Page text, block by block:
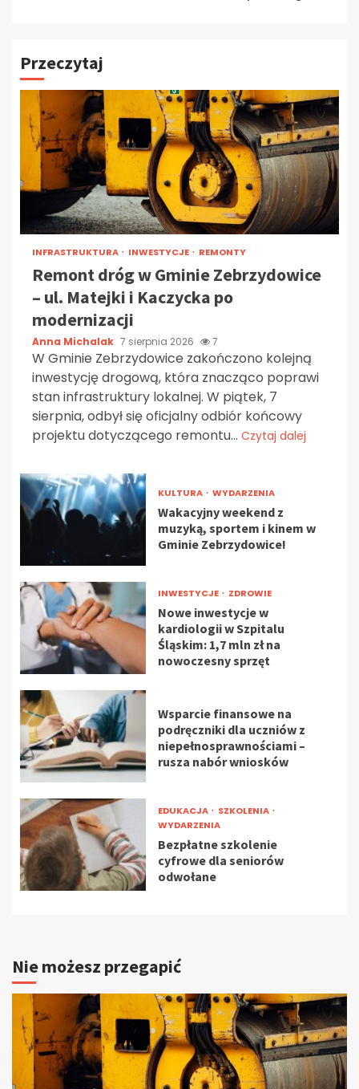
Przeczytaj
INFRASTRUKTURA INWESTYCJE REMONTY
Remont dróg w Gminie Zebrzydowice
– ul. Matejki i Kaczycka po
modernizacji
Anna Michalak 7 sierpnia 2026 7
W Gminie Zebrzydowice zakończono kolejną
inwestycję drogową, która znacząco poprawi
stan infrastruktury lokalnej. W piątek, 7
sierpnia, odbył się oficjalny odbiór końcowy
projektu dotyczącego remontu... Czytaj dalej
KULTURA WYDARZENIA
Wakacyjny weekend z
muzyką, sportem i kinem w
Gminie Zebrzydowice!
INWESTYCJE ZDROWIE
Nowe inwestycje w
kardiologii w Szpitalu
Śląskim: 1,7 mln zł na
nowoczesny sprzęt
Wsparcie finansowe na
podręczniki dla uczniów z
niepełnosprawnościami –
rusza nabór wniosków
EDUKACJA
SZKOLENIA
WYDARZENIA
Bezpłatne szkolenie
cyfrowe dla seniorów
odwołane
Nie możesz przegapić